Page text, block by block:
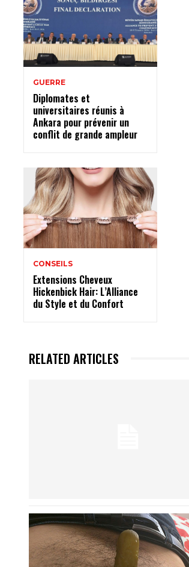
GUERRE
Diplomates et
universitaires réunis à
Ankara pour prévenir un
conflit de grande ampleur
CONSEILS
Extensions Cheveux
Hickenbick Hair: L’Alliance
du Style et du Confort
RELATED ARTICLES